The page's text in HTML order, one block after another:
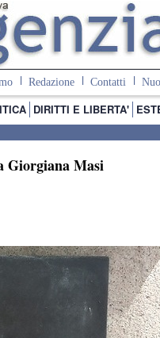
Redazione Contatti
DIRITTI E LIBERTA'
Giorgiana Masi